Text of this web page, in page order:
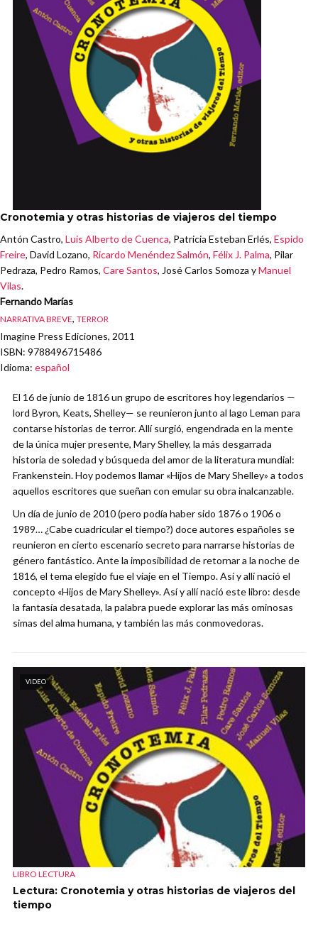
Cronotemia y otras historias de viajeros del tiempo
Antón Castro, Luis Alberto de Cuenca, Patricia Esteban Erlés, Espido
Freire, David Lozano, Ricardo Menéndez Salmón, Félix J. Palma, Pilar
Pedraza, Pedro Ramos, Care Santos, José Carlos Somoza yManuel
Vilas.
Fernando Marías
NARRATIVA BREVE, TERROR
Imagine Press Ediciones, 2011
ISBN: 9788496715486
Idioma: español
El 16 de junio de 1816 un grupo de escritores hoy legendarios —
lord Byron, Keats, Shelley— se reunieron junto al lago Leman para
contarse historias de terror. Allí surgió, engendrada en la mente
de la única mujer presente, Mary Shelley, la más desgarrada
historia de soledad y búsqueda del amor de la literatura mundial:
Frankenstein. Hoy podemos llamar «Hijos de Mary Shelley» a todos
aquellos escritores que sueñan con emular su obra inalcanzable.
Un día de junio de 2010 (pero podía haber sido 1876 o 1906 o
1989… ¿Cabe cuadricular el tiempo?) doce autores españoles se
reunieron en cierto escenario secreto para narrarse historias de
género fantástico. Ante la imposibilidad de retornar a la noche de
1816, el tema elegido fue el viaje en el Tiempo. Así y allí nació el
concepto «Hijos de Mary Shelley». Así y allí nació este libro: desde
la fantasía desatada, la palabra puede explorar las más ominosas
simas del alma humana, y también las más conmovedoras.
VIDEO
LIBRO LECTURA
Lectura: Cronotemia y otras historias de viajeros del
tiempo